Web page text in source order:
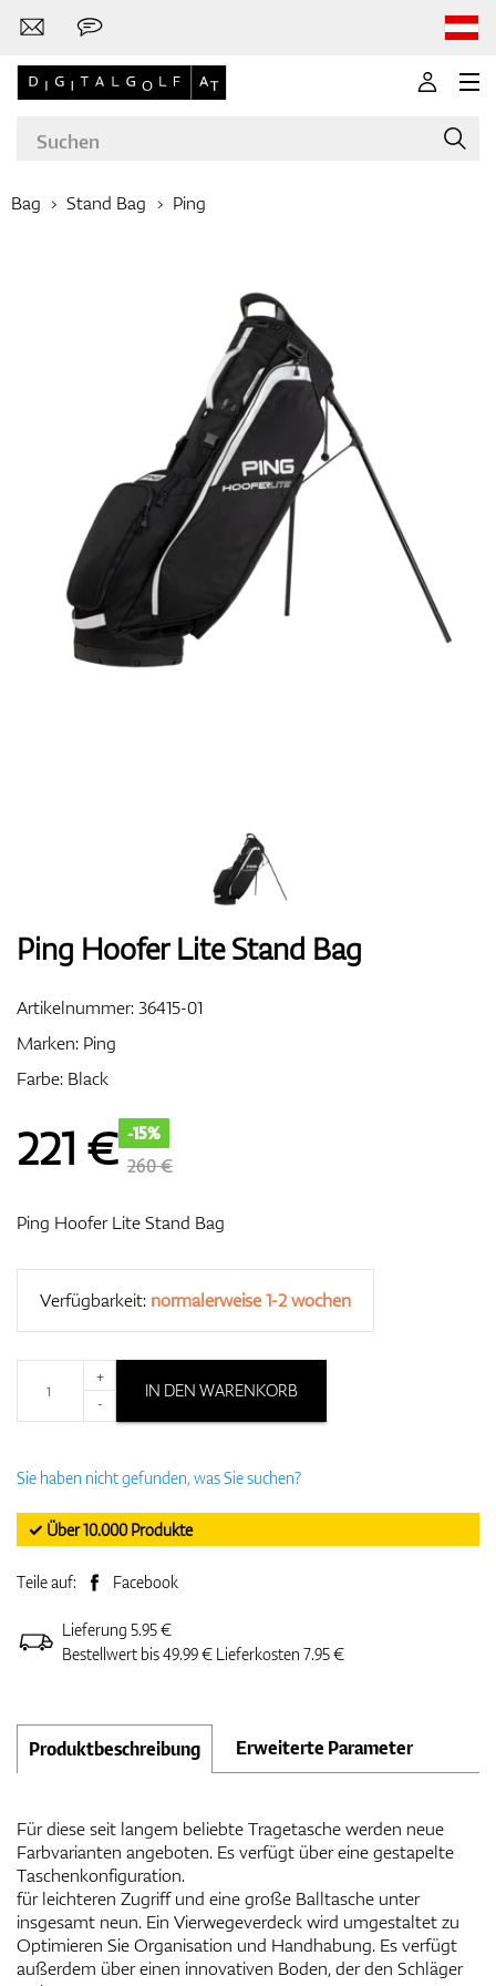
Golfschläger
Bekleidung
Handschuhe
Bags
Bag Stand Bag Ping
Ping Hoofer Lite Stand Bag
Artikelnummer:36415-01
Marken: Ping
Farbe: Black
221 € -15%
260 €
Ping Hoofer Lite Stand Bag
Verfügbarkeit: normalerweise 1-2 wochen
+
-
IN DEN WARENKORB
Sie haben nicht gefunden, was Sie suchen?
✓ Über 10.000 Produkte
Teile auf: Facebook
Lieferung 5.95 €
Bestellwert bis 49.99 € Lieferkosten 7.95 €
Produktbeschreibung Erweiterte Parameter
Für diese seit langem beliebte Tragetasche werden neue
Farbvarianten angeboten. Es verfügt über eine gestapelte
Taschenkonfiguration.
für leichteren Zugriff und eine große Balltasche unter
insgesamt neun. Ein Vierwegeverdeck wird umgestaltet zu
Optimieren Sie Organisation und Handhabung. Es verfügt
außerdem über einen innovativen Boden, der den Schläger